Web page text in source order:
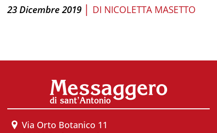
23 Dicembre 2019 | DI NICOLETTA MASETTO
Via Orto Botanico 11